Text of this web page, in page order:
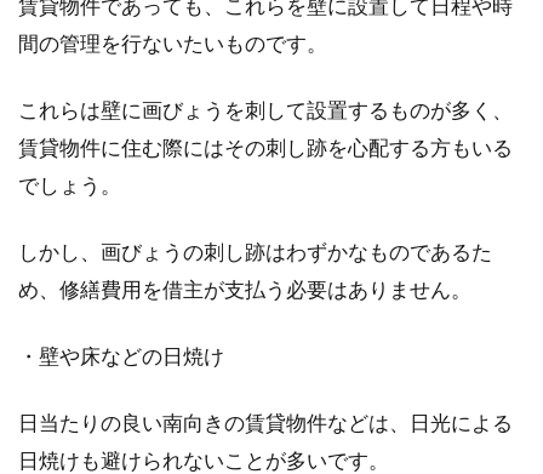
は代理人...
に！求められる能力や注意点
暮らしであってもこれから同居人が増えるとい
賃貸物件であっても、これらを壁に設置して日程や時
間の管理を行ないたいものです。
これらは壁に画びょうを刺して設置するものが多く、
賃貸物件に住む際にはその刺し跡を心配する方もいる
でしょう。
しかし、画びょうの刺し跡はわずかなものであるた
め、修繕費用を借主が支払う必要はありません。
・壁や床などの日焼け
日当たりの良い南向きの賃貸物件などは、日光による
日焼けも避けられないことが多いです。